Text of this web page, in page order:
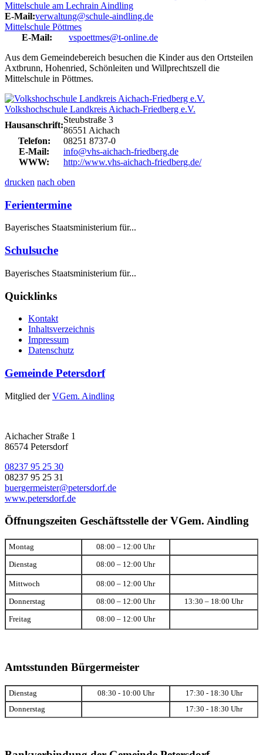
Mittelschule am Lechrain Aindling
E-Mail:verwaltung@schule-aindling.de
Mittelschule Pöttmes
E-Mail:
vspoettmes@t-online.de
Aus dem Gemeindebereich besuchen die Kinder aus den Ortsteilen
Axtbrunn, Hohenried, Schönleiten und Willprechtszell die
Mittelschule in Pöttmes.
Volkshochschule Landkreis Aichach-Friedberg e.V.
Hausanschrift:
Steubstraße 3
86551 Aichach
Telefon:
08251 8737-0
E-Mail:
info@vhs-aichach-friedberg.de
WWW:
http://www.vhs-aichach-friedberg.de/
drucken nach oben
Ferientermine
Bayerisches Staatsministerium für...
Schulsuche
Bayerisches Staatsministerium für...
Quicklinks
Kontakt
Inhaltsverzeichnis
Impressum
Datenschutz
Gemeinde Petersdorf
Mitglied derVGem. Aindling
Aichacher Straße 1
86574 Petersdorf
08237 95 25 30
08237 95 25 31
buergermeister@petersdorf.de
www.petersdorf.de
Öffnungszeiten Geschäftsstelle der VGem. Aindling
Montag 08:00 – 12:00 Uhr
Dienstag 08:00 – 12:00 Uhr
Mittwoch 08:00 – 12:00 Uhr
Donnerstag 08:00 – 12:00 Uhr 13:30 – 18:00 Uhr
Freitag 08:00 – 12:00 Uhr
Amtsstunden Bürgermeister
Dienstag 08:30 - 10:00 Uhr
17:30 - 18:30 Uhr
Donnerstag
17:30 - 18:30 Uhr